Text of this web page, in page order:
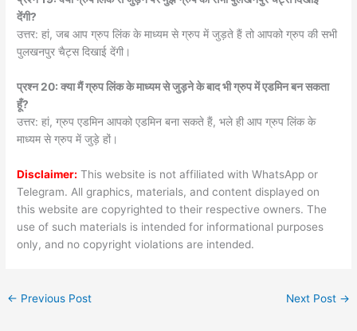
देंगी?
उत्तर: हां, जब आप ग्रुप लिंक के माध्यम से ग्रुप में जुड़ते हैं तो आपको ग्रुप की सभी
पुलखनपुर चैट्स दिखाई देंगी।
प्रश्न 20: क्या मैं ग्रुप लिंक के माध्यम से जुड़ने के बाद भी ग्रुप में एडमिन बन सकता
हूँ?
उत्तर: हां, ग्रुप एडमिन आपको एडमिन बना सकते हैं, भले ही आप ग्रुप लिंक के
माध्यम से ग्रुप में जुड़े हों।
Disclaimer: This website is not affiliated with WhatsApp or
Telegram. All graphics, materials, and content displayed on
this website are copyrighted to their respective owners. The
use of such materials is intended for informational purposes
only, and no copyright violations are intended.
← Previous Post Next Post →